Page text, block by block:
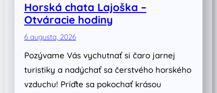
Horská chata Lajoška –
Otváracie hodiny
6 augusta, 2026
Pozývame Vás vychutnať si čaro jarnej
turistiky a nadýchať sa čerstvého horského
vzduchu! Príďte sa pokochať krásou